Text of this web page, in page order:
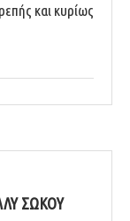
και κυρίως
ΣΏΚΟΥ